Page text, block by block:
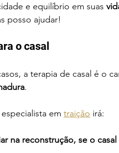
e equilíbrio em suas
posso ajudar!
o casal
a terapia de casal é o
.
em traição irá:
na reconstrução, se o